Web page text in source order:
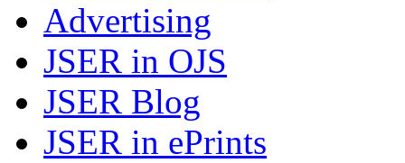
Advertising
JSER in OJS
JSER Blog
JSER in ePrints